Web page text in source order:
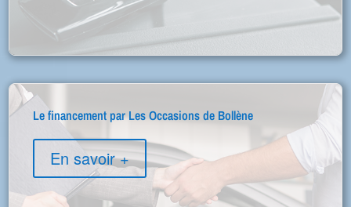
Le financement par Les Occasions de Bollène
En savoir +